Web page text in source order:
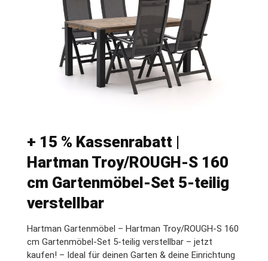
+ 15 % Kassenrabatt |
Hartman Troy/ROUGH-S 160
cm Gartenmöbel-Set 5-teilig
verstellbar
Hartman Gartenmöbel – Hartman Troy/ROUGH-S 160
cm Gartenmöbel-Set 5-teilig verstellbar – jetzt
kaufen! – Ideal für deinen Garten & deine Einrichtung